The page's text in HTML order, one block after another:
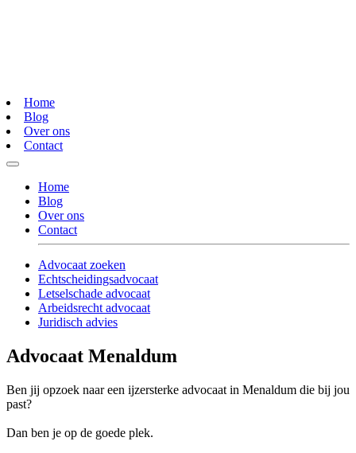
Home
Blog
Over ons
Contact
Home
Blog
Over ons
Contact
Advocaat zoeken
Echtscheidingsadvocaat
Letselschade advocaat
Arbeidsrecht advocaat
Juridisch advies
Advocaat Menaldum
Ben jij opzoek naar een ijzersterke advocaat in Menaldum die bij jou
past?
Dan ben je op de goede plek.